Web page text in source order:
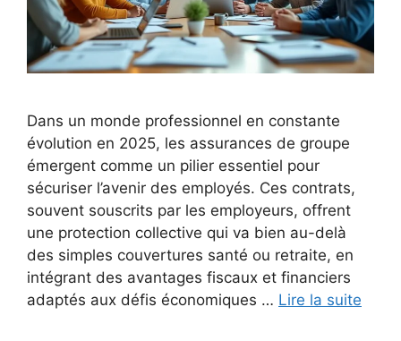
Dans un monde professionnel en constante
évolution en 2025, les assurances de groupe
émergent comme un pilier essentiel pour
sécuriser l’avenir des employés. Ces contrats,
souvent souscrits par les employeurs, offrent
une protection collective qui va bien au-delà
des simples couvertures santé ou retraite, en
intégrant des avantages fiscaux et financiers
adaptés aux défis économiques … Lire la suite